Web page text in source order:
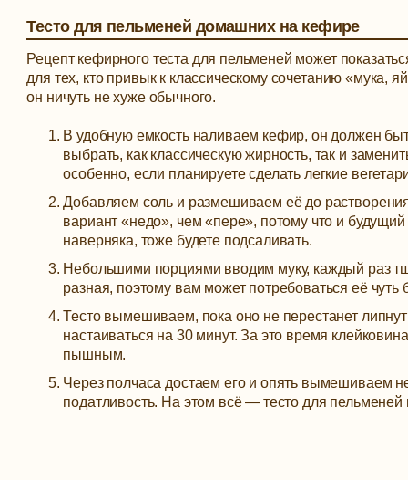
Тесто для пельменей домашних на кефире
Рецепт кефирного теста для пельменей может
для тех, кто привык к классическому сочетанию «мука,
он ничуть не хуже обычного.
В удобную емкость наливаем кефир, он должен
выбрать, как классическую жирность, так и
особенно, если планируете сделать легкие
Добавляем соль и размешиваем её до
вариант «недо», чем «пере», потому что и
наверняка, тоже будете подсаливать.
Небольшими порциями вводим муку, каждый раз
разная, поэтому вам может потребоваться её
Тесто вымешиваем, пока оно не перестанет
настаиваться на 30 минут. За это время
пышным.
Через полчаса достаем его и опять вымешиваем
податливость. На этом всё — тесто для